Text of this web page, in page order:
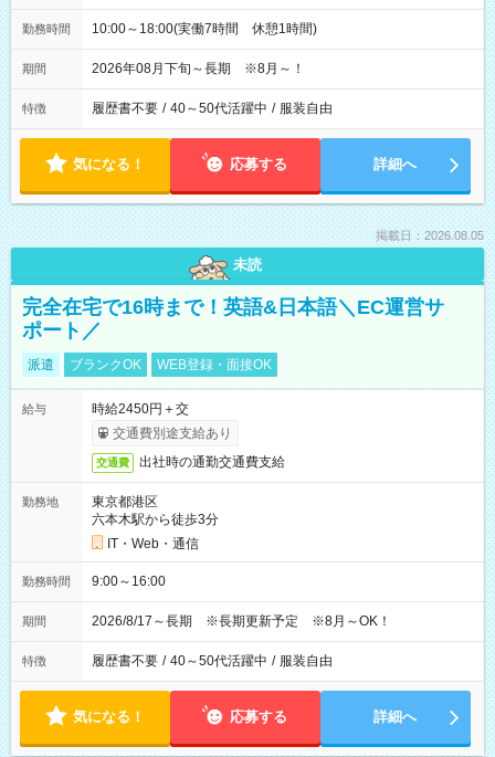
勤務時間 10:00～18:00(実働7時間 休憩1時間)
期間 2026年08月下旬～長期 ※8月～！
特徴 履歴書不要 / 40～50代活躍中 / 服装自由
気になる！ 応募する 詳細へ
掲載日：2026.08.05
未読
完全在宅で16時まで！英語&日本語＼EC運営サ
ポート／
派遣 ブランクOK WEB登録・面接OK
給与
時給2450円＋交
交通費別途支給あり
交通費 出社時の通勤交通費支給
勤務地
東京都港区
六本木駅から徒歩3分
IT・Web・通信
勤務時間 9:00～16:00
期間 2026/8/17～長期 ※長期更新予定 ※8月～OK！
特徴 履歴書不要 / 40～50代活躍中 / 服装自由
気になる！ 応募する 詳細へ